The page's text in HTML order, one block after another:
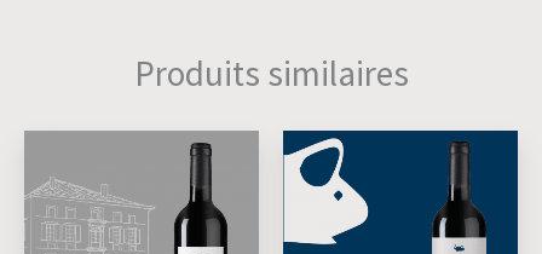
Produits similaires